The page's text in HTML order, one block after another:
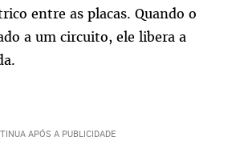
entre as placas. Quando o
a um circuito, ele libera a